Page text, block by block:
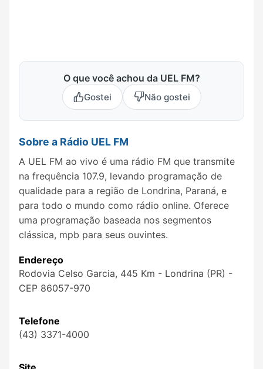
O que você achou da UEL FM?
Gostei Não gostei
Sobre a Rádio UEL FM
A UEL FM ao vivo é uma rádio FM que transmite
na frequência 107.9, levando programação de
qualidade para a região de Londrina, Paraná, e
para todo o mundo como rádio online. Oferece
uma programação baseada nos segmentos
clássica, mpb para seus ouvintes.
Endereço
Rodovia Celso Garcia, 445 Km - Londrina (PR) -
CEP 86057-970
Telefone
(43) 3371-4000